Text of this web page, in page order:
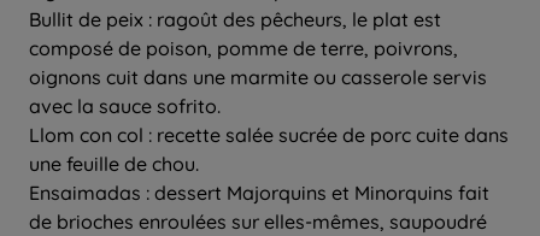
Bullit de peix : ragoût des pêcheurs, le plat est
composé de poison, pomme de terre, poivrons,
oignons cuit dans une marmite ou casserole servis
avec la sauce sofrito.
Llom con col : recette salée sucrée de porc cuite dans
une feuille de chou.
Ensaimadas : dessert Majorquins et Minorquins fait
de brioches enroulées sur elles-mêmes, saupoudré